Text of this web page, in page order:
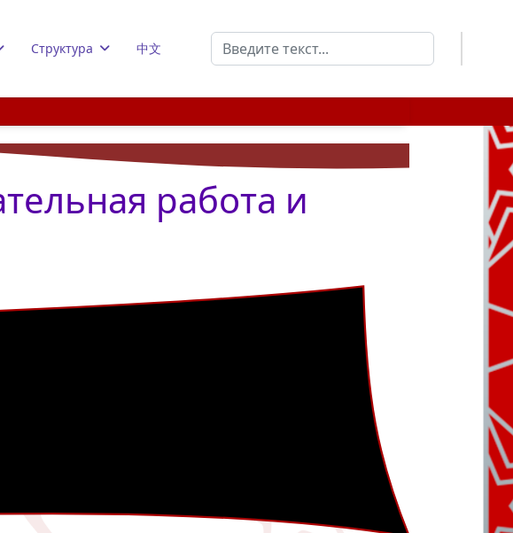
Структура 中文
Поиск
работа и